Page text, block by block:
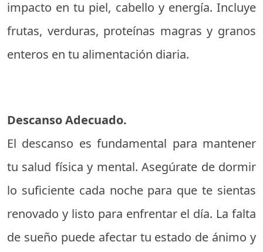
impacto en tu piel, cabello y energía. Incluye
frutas, verduras, proteínas magras y granos
enteros en tu alimentación diaria.
Descanso Adecuado.
El descanso es fundamental para mantener
tu salud física y mental. Asegúrate de dormir
lo suficiente cada noche para que te sientas
renovado y listo para enfrentar el día. La falta
de sueño puede afectar tu estado de ánimo y